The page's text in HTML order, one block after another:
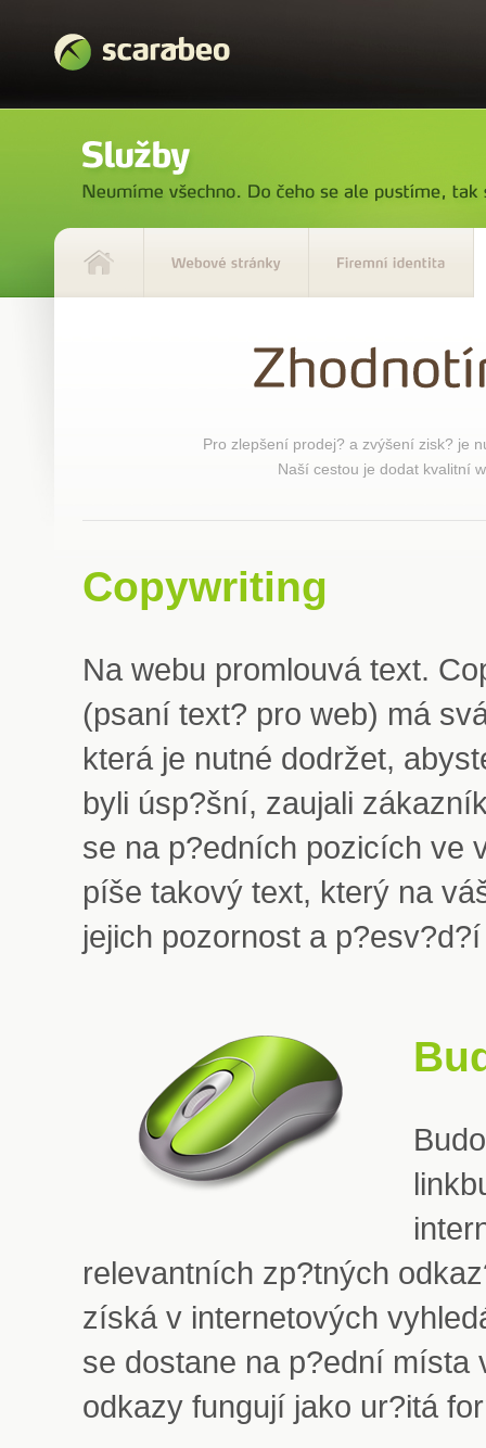
Pro zlepšení prodej? a zvýšení zisk? je
Naší cestou je dodat kvalitní
Copywriting
Na webu promlouvá text.
(psaní text? pro web) má
která je nutné dodržet,
byli úsp?šní, zaujali
se na p?edních pozicích ve
píše takový text, který na
jejich pozornost a
relevantních zp?tných
získá v internetových
se dostane na p?ední
odkazy fungují jako ur?itá